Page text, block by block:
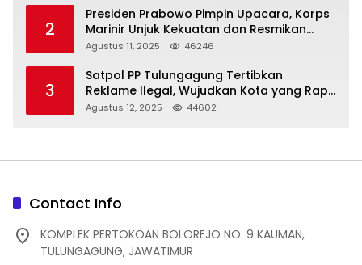
2
Presiden Prabowo Pimpin Upacara, Korps
Marinir Unjuk Kekuatan dan Resmikan
Struktur Baru
Agustus 11, 2025 46246
3
Satpol PP Tulungagung Tertibkan
Reklame Ilegal, Wujudkan Kota yang Rapi
dan Indah
Agustus 12, 2025 44602
Contact Info
KOMPLEK PERTOKOAN BOLOREJO NO. 9 KAUMAN,
TULUNGAGUNG, JAWATIMUR